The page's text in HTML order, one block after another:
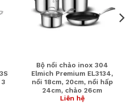
Bộ nồi chảo inox 304
Elmich Premium EL3134,
nồi 18cm, 20cm, nồi hấp
24cm, chảo 26cm
Liên hệ